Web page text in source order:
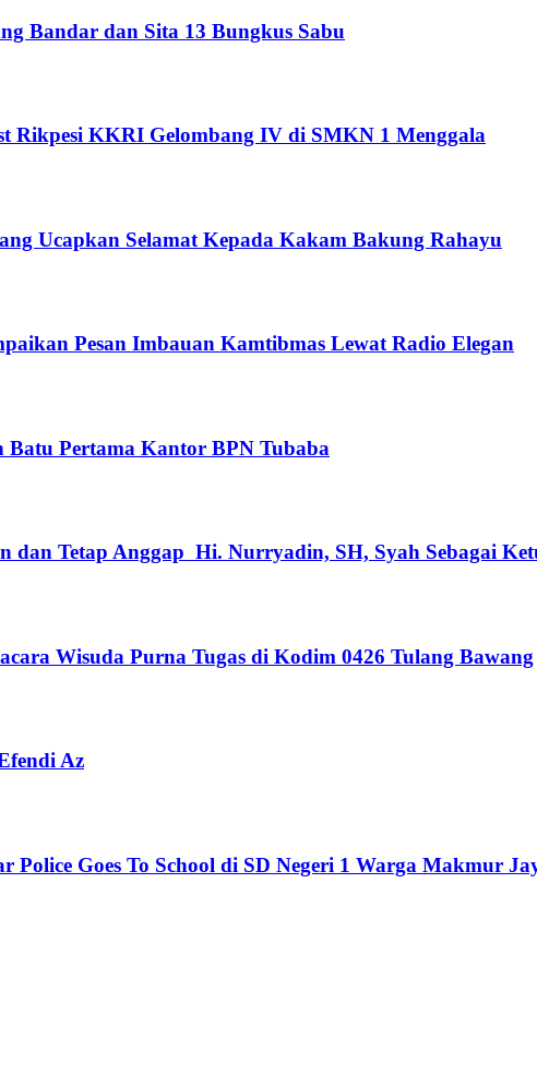
Bandar dan Sita 13 Bungkus Sabu
Rikpesi KKRI Gelombang IV di SMKN 1 Menggala
Ucapkan Selamat Kepada Kakam Bakung Rahayu
Pesan Imbauan Kamtibmas Lewat Radio Elegan
Pertama Kantor BPN Tubaba
dan Tetap Anggap Hi. Nurryadin, SH, Syah Sebagai
Wisuda Purna Tugas di Kodim 0426 Tulang Bawang
Az
Police Goes To School di SD Negeri 1 Warga Makmur